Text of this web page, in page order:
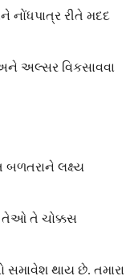
નોંધપાત્ર રીતે મદદ
અલ્સર વિકસાવવા
બળતરાને લક્ષ્ય
તેઓ તે ચોક્કસ
સમાવેશ થાય છે. તમારા